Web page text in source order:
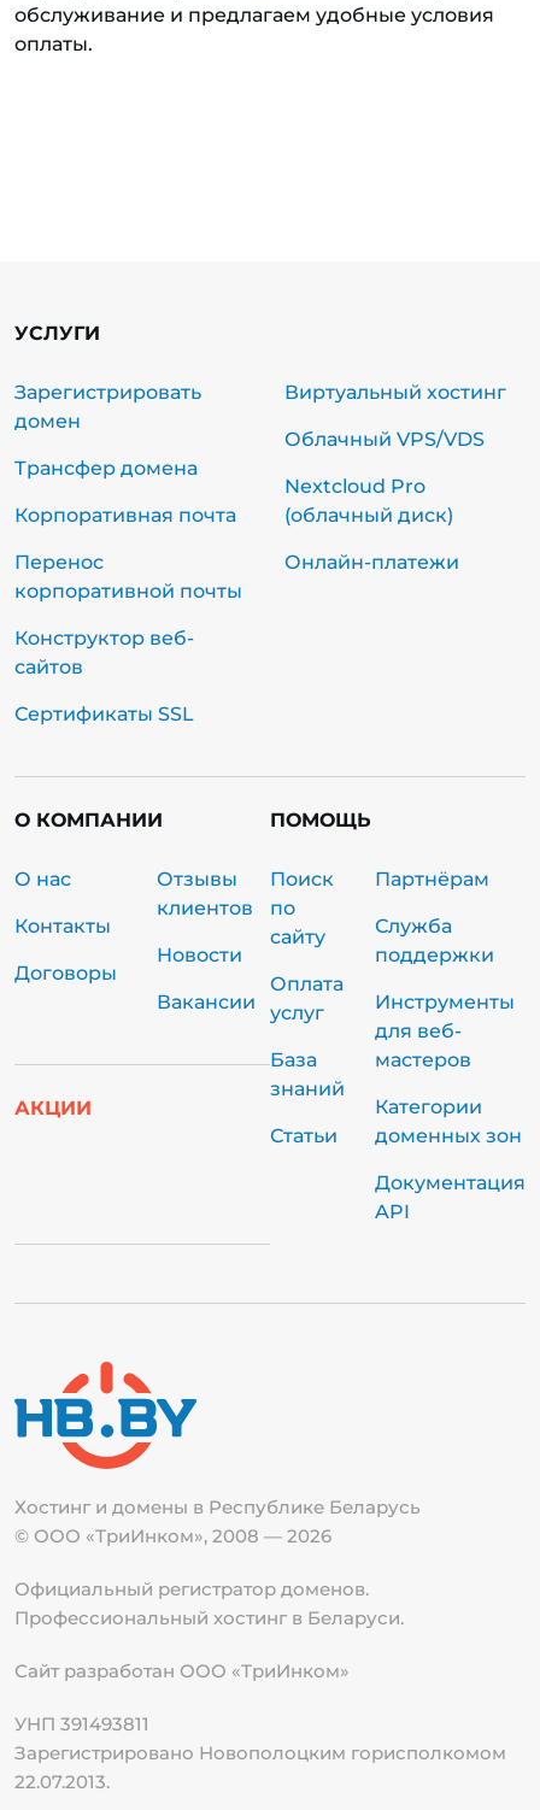
обслуживание и предлагаем удобные условия
оплаты.
УСЛУГИ
Зарегистрировать
домен
Трансфер домена
Корпоративная почта
Перенос
корпоративной почты
Конструктор веб-
сайтов
Сертификаты SSL
Виртуальный хостинг
Облачный VPS/VDS
Nextcloud Pro
(облачный диск)
Онлайн-платежи
О КОМПАНИИ
О нас
Контакты
Договоры
Отзывы
клиентов
Новости
Вакансии
АКЦИИ
ПОМОЩЬ
Поиск
по
сайту
Оплата
услуг
База
знаний
Статьи
Партнёрам
Служба
поддержки
Инструменты
для веб-
мастеров
Категории
доменных зон
Документация
API
Хостинг и домены в Республике Беларусь
© ООО «ТриИнком», 2008 — 2026
Официальный регистратор доменов.
Профессиональный хостинг в Беларуси.
Сайт разработан ООО «ТриИнком»
УНП 391493811
Зарегистрировано Новополоцким горисполкомом
22.07.2013.